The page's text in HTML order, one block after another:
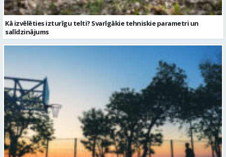
Sporta vakari kļūst par daļu no Valmieras pilsētas ritma